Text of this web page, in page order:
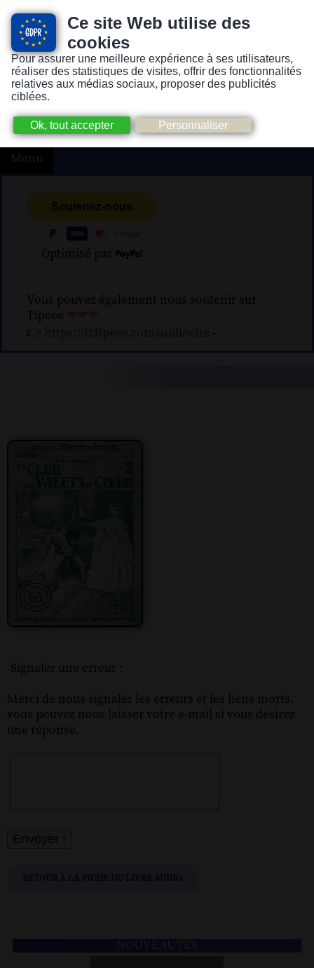
Ce site Web utilise des
cookies
Pour assurer une meilleure expérience à ses utilisateurs,
réaliser des statistiques de visites, offrir des fonctionnalités
relatives aux médias sociaux, proposer des publicités
ciblées.
Version pour personnes mal-voyantes ou non-voyantes
Menu
Optimisé par
Vous pouvez également nous soutenir sur
Tipeee
👉
-
Signaler une erreur :
Merci de nous signaler les erreurs et les liens morts.
vous pouvez nous laisser votre e-mail si vous désirez
une réponse.